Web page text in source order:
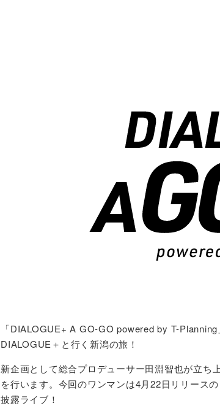
「DIALOGUE+ A GO-GO powered by T-Planning
DIALOGUE＋と行く新潟の旅！
新企画として総合プロデューサー田淵智也が立
を行います。今回のワンマンは4月22日リリース
披露ライブ！